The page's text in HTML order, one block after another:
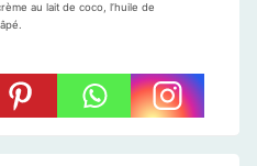
au lait de coco, l’huile de